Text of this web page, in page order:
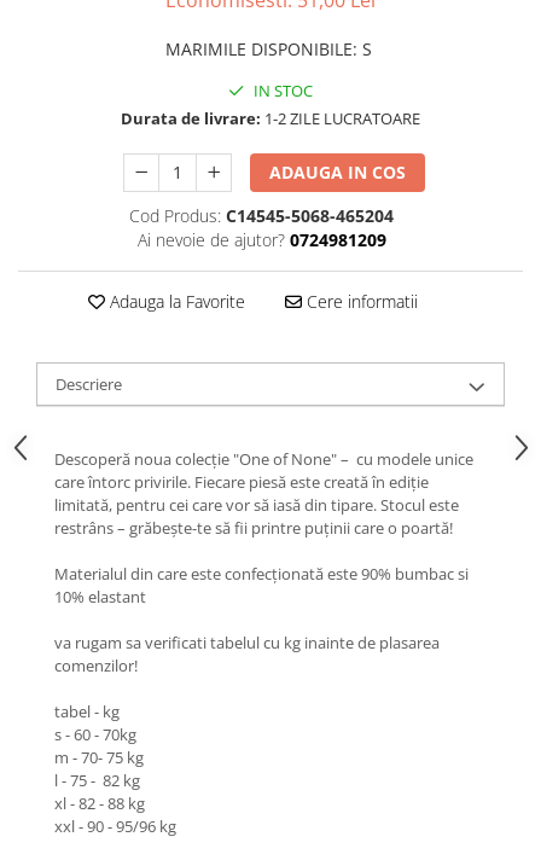
MARIMILE DISPONIBILE: S
IN STOC
Durata de livrare: 1-2 ZILE LUCRATOARE
ADAUGA IN COS
Cod Produs: C14545-5068-465204
Ai nevoie de ajutor? 0724981209
Adauga la Favorite Cere informatii
Descriere
Descoperă noua colecție "One of None" – cu modele unice
care întorc privirile. Fiecare piesă este creată în ediție
limitată, pentru cei care vor să iasă din tipare. Stocul este
restrâns – grăbește-te să fii printre puținii care o poartă!
Materialul din care este confecționată este 90% bumbac si
10% elastant
va rugam sa verificati tabelul cu kg inainte de plasarea
comenzilor!
tabel - kg
s - 60 - 70kg
m - 70- 75 kg
l - 75 - 82 kg
xl - 82 - 88 kg
xxl - 90 - 95/96 kg